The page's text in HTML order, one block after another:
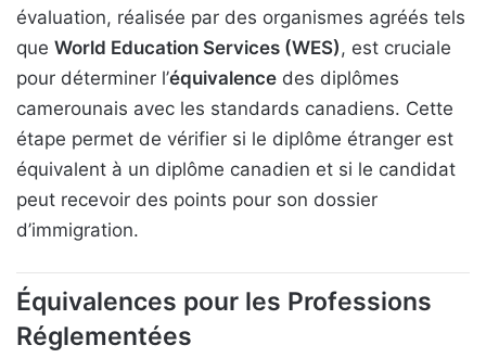
évaluation, réalisée par des organismes agréés tels
que World Education Services (WES), est cruciale
pour déterminer l’équivalence des diplômes
camerounais avec les standards canadiens. Cette
étape permet de vérifier si le diplôme étranger est
équivalent à un diplôme canadien et si le candidat
peut recevoir des points pour son dossier
d’immigration.
Équivalences pour les Professions
Réglementées